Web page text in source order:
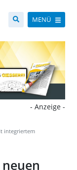
MENÜ
- Anzeige -
integriertem